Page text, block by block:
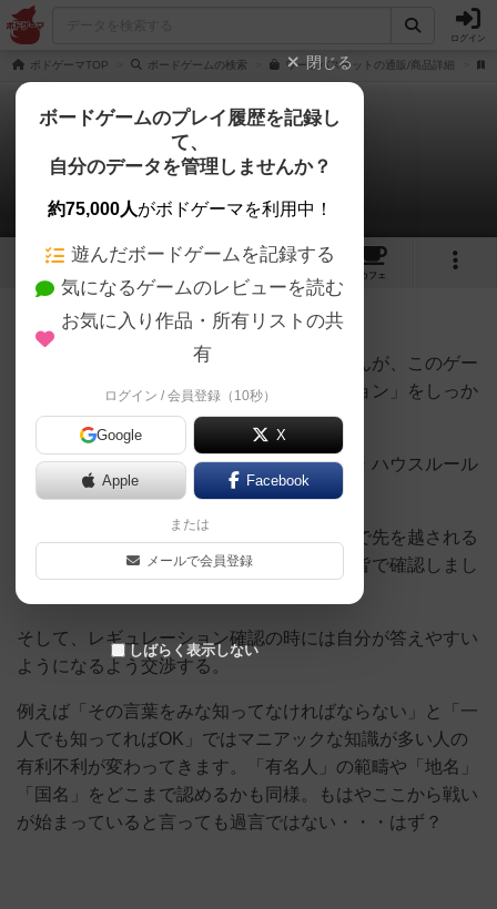
ログイン
ボドゲーマTOP ボードゲームの検索 ワードバスケットの通販/商品詳細
ワードバスケット
男爵さんの戦略やコツ
16 5 57
カフェ
977名 0名 0 9年以上前
人によっては卑怯と思われるかもしれませんが、このゲー
ムを始める前に「しりとりのレギュレーション」をしっか
り確認することをオススメします。
しりとりは７並べや大富豪並に地方ルール・ハウスルール
が多いです。
途中でクレームがついたり、いけるか悩んで先を越される
事でテンポを乱されないようにあらかじめ皆で確認しまし
ょう。(これはお互いの利益になります。)
そして、レギュレーション確認の時には自分が答えやすい
ようになるよう交渉する。
例えば「その言葉をみな知ってなければならない」と「一
人でも知ってればOK」ではマニアックな知識が多い人の
有利不利が変わってきます。「有名人」の範疇や「地名」
「国名」をどこまで認めるかも同様。もはやここから戦い
が始まっていると言っても過言ではない・・・はず？
閉じる
ボードゲームのプレイ履歴を記録し
て、
自分のデータを管理しませんか？
約75,000人がボドゲーマを利用中！
遊んだボードゲームを記録する
気になるゲームのレビューを読む
お気に入り作品・所有リストの共
有
ログイン / 会員登録（10秒）
Google X
Apple Facebook
または
メールで会員登録
しばらく表示しない